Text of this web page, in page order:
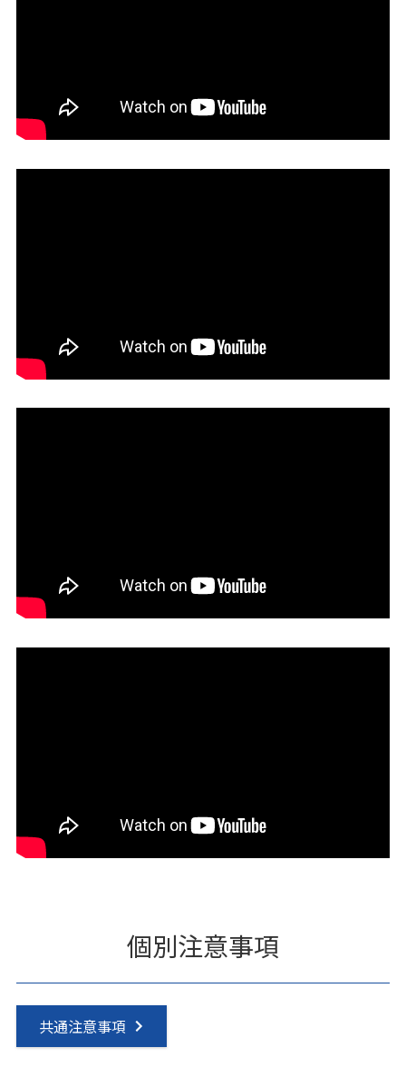
個別注意事項
共通注意事項